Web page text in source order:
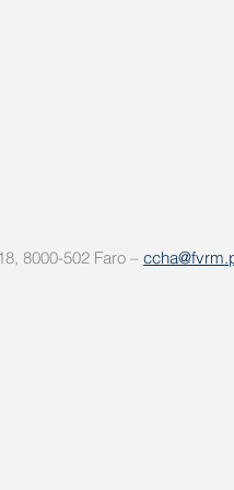
8000-502 Faro –